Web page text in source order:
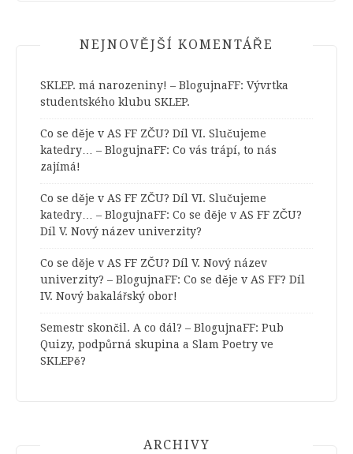
NEJNOVĚJŠÍ KOMENTÁŘE
SKLEP. má narozeniny! – BlogujnaFF: Vývrtka
studentského klubu SKLEP.
Co se děje v AS FF ZČU? Díl VI. Slučujeme
katedry… – BlogujnaFF: Co vás trápí, to nás
zajímá!
Co se děje v AS FF ZČU? Díl VI. Slučujeme
katedry… – BlogujnaFF: Co se děje v AS FF ZČU?
Díl V. Nový název univerzity?
Co se děje v AS FF ZČU? Díl V. Nový název
univerzity? – BlogujnaFF: Co se děje v AS FF? Díl
IV. Nový bakalářský obor!
Semestr skončil. A co dál? – BlogujnaFF: Pub
Quizy, podpůrná skupina a Slam Poetry ve
SKLEPě?
ARCHIVY